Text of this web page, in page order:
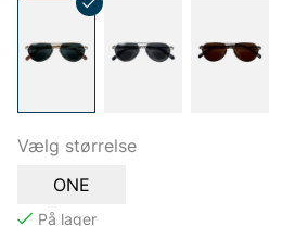
Vælg størrelse
ONE